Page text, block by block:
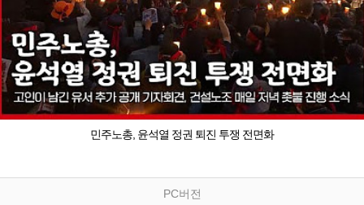
민주노총, 윤석열 정권 퇴진 투쟁 전면화
PC버전